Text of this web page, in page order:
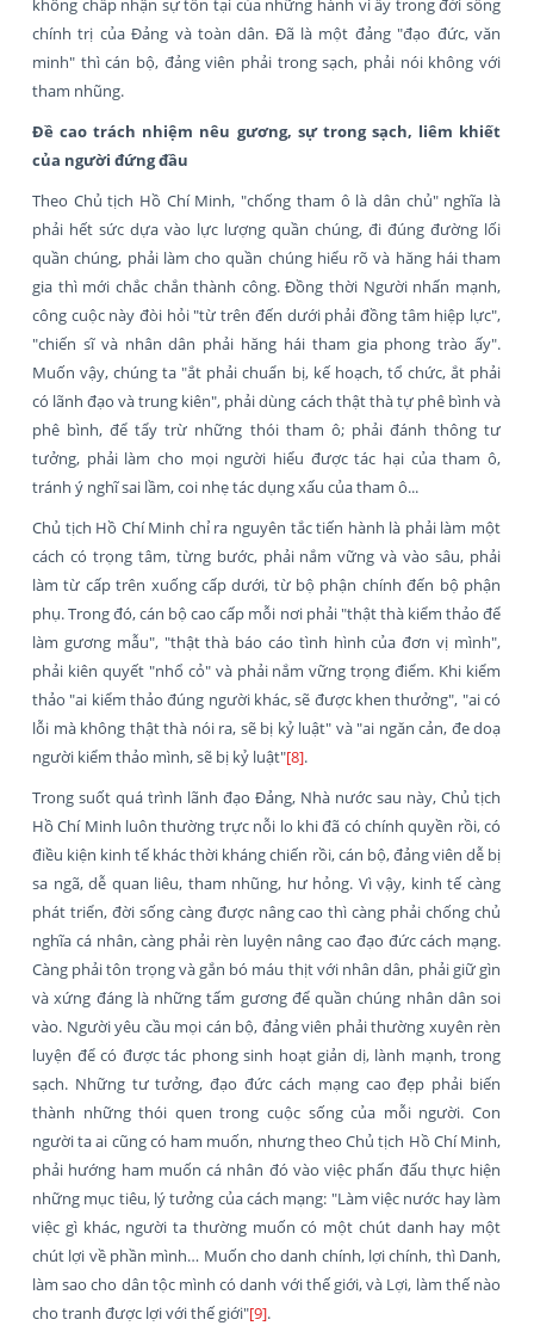
chính trị của Đảng và toàn dân. Đã là một đảng "đạo đức, văn
minh" thì cán bộ, đảng viên phải trong sạch, phải nói không với
tham nhũng.
Đề cao trách nhiệm nêu gương, sự trong sạch, liêm khiết
của người đứng đầu
Theo Chủ tịch Hồ Chí Minh, "chống tham ô là dân chủ" nghĩa là
phải hết sức dựa vào lực lượng quần chúng, đi đúng đường lối
quần chúng, phải làm cho quần chúng hiểu rõ và hăng hái tham
gia thì mới chắc chắn thành công. Đồng thời Người nhấn mạnh,
công cuộc này đòi hỏi "từ trên đến dưới phải đồng tâm hiệp lực",
"chiến sĩ và nhân dân phải hăng hái tham gia phong trào ấy".
Muốn vậy, chúng ta "ắt phải chuẩn bị, kế hoạch, tổ chức, ắt phải
có lãnh đạo và trung kiên", phải dùng cách thật thà tự phê bình và
phê bình, để tẩy trừ những thói tham ô; phải đánh thông tư
tưởng, phải làm cho mọi người hiểu được tác hại của tham ô,
tránh ý nghĩ sai lầm, coi nhẹ tác dụng xấu của tham ô...
Chủ tịch Hồ Chí Minh chỉ ra nguyên tắc tiến hành là phải làm một
cách có trọng tâm, từng bước, phải nắm vững và vào sâu, phải
làm từ cấp trên xuống cấp dưới, từ bộ phận chính đến bộ phận
phụ. Trong đó, cán bộ cao cấp mỗi nơi phải "thật thà kiểm thảo để
làm gương mẫu", "thật thà báo cáo tình hình của đơn vị mình",
phải kiên quyết "nhổ cỏ" và phải nắm vững trọng điểm. Khi kiểm
thảo "ai kiểm thảo đúng người khác, sẽ được khen thưởng", "ai có
lỗi mà không thật thà nói ra, sẽ bị kỷ luật" và "ai ngăn cản, đe doạ
người kiểm thảo mình, sẽ bị kỷ luật"[8].
Trong suốt quá trình lãnh đạo Đảng, Nhà nước sau này, Chủ tịch
Hồ Chí Minh luôn thường trực nỗi lo khi đã có chính quyền rồi, có
điều kiện kinh tế khác thời kháng chiến rồi, cán bộ, đảng viên dễ bị
sa ngã, dễ quan liêu, tham nhũng, hư hỏng. Vì vậy, kinh tế càng
phát triển, đời sống càng được nâng cao thì càng phải chống chủ
nghĩa cá nhân, càng phải rèn luyện nâng cao đạo đức cách mạng.
Càng phải tôn trọng và gắn bó máu thịt với nhân dân, phải giữ gìn
và xứng đáng là những tấm gương để quần chúng nhân dân soi
vào. Người yêu cầu mọi cán bộ, đảng viên phải thường xuyên rèn
luyện để có được tác phong sinh hoạt giản dị, lành mạnh, trong
sạch. Những tư tưởng, đạo đức cách mạng cao đẹp phải biến
thành những thói quen trong cuộc sống của mỗi người. Con
người ta ai cũng có ham muốn, nhưng theo Chủ tịch Hồ Chí Minh,
phải hướng ham muốn cá nhân đó vào việc phấn đấu thực hiện
những mục tiêu, lý tưởng của cách mạng: "Làm việc nước hay làm
việc gì khác, người ta thường muốn có một chút danh hay một
chút lợi về phần mình… Muốn cho danh chính, lợi chính, thì Danh,
làm sao cho dân tộc mình có danh với thế giới, và Lợi, làm thế nào
cho tranh được lợi với thế giới"[9].